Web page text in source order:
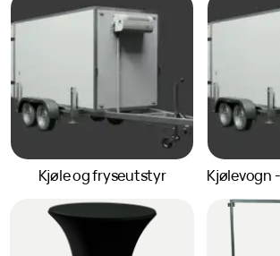
Kjøle og fryseutstyr